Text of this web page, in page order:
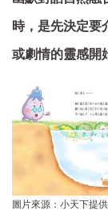
時，是先決定要
或劇情的靈感開
圖片來源：小天下提供